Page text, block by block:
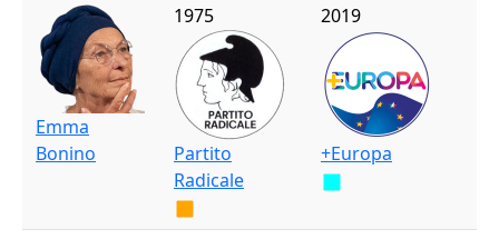
Emma
Bonino
1975
Partito
Radicale
2019
+Europa